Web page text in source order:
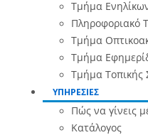
Τμήμα
Πληροφοριακό
Τμήμα
Τμήμα
Τμήμα Τοπικής
ΥΠΗΡΕΣΙΕΣ
Πώς να γίνεις
Κατάλογος